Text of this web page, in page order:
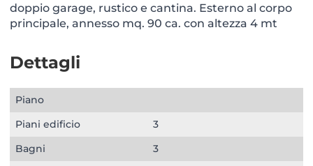
doppio garage, rustico e cantina. Esterno al corpo
principale, annesso mq. 90 ca. con altezza 4 mt
Dettagli
Piano
Piani edificio
3
Bagni
3